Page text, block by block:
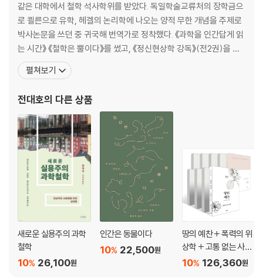
4장 능동적 실재주의와 H2O의 실재성
4.1 물은 실재적으로 H2O일까?
4.1.1 실천 시스템 안에서의 가설 검증 | 4.1.2 상상하라! | 4.1.3 H2O: 다
원주의적 진리 | 4.1.4 지식, 진보, 능동적 실재주의
4.2.1 우리가 실재로부터 배우는 바를 극대화하기 | 4.2.2 비관적 귀납의
낙관적 해석 | 4.2.3 성공에 기초한 논증은 어떻게 실패하는가 | 4.2.4 성
숙을 운운하는 미성숙함
4.3 표준적 실재론의 파리 병에서 빠져나가기
4.3.1 진리와 진리의 여러 의미들 | 4.3.2 확실성 함정 | 4.3.3 구조 | 4.3.
4 지칭(쌍둥이 지구여, 안녕)
5장 과학에서의 다원주의: 행동을 촉구함
5.1 과학이 다원주의적일 수 있을까?
5.1.1 다원성: 수용에서 경축으로 | 5.1.2 일원주의와 다원주의 | 5.1.3 왜
다원주의는 상대주의가 아닌가 | 5.1.4 다원주의는 우리를 무력하게 만들
까? | 5.1.5 우리가 다 감당할 수 있을까?
같은 대학에서 철학 석사학위를 받았다. 독일학술교류처의 장학금으
로 쾰른으로 유학, 헤겔의 논리학에 나오는 양적 무한 개념을 주제로
박사논문을 쓰던 중 귀국해 번역가로 정착했다. 《과학을 인간답게 읽
는 시간》 《철학은 뿔이다》를 썼고, 《정신현상학 강독》(전2권)을 옮
기고 썼으며, 《가끔 중세를 꿈꾼다》 《성찰》을 비롯해 몇 권의 시집을
냈다. 《물은 H2O인가?》 《신에 관하여》 《관조하는 삶》 《허구의 철
믹스》 《헤겔》(공역) 《초월적 관념론 체계
펼쳐보기
전대호의 다른 상품
새로운 실용주의 과학
철학
26,100원
10%
인간은 동물이다
22,500원
10%
땅의 예찬 + 폭력의 위
상학 + 고통 없는 사회
+ 리추얼의 종말 + 사
126,360원
10%